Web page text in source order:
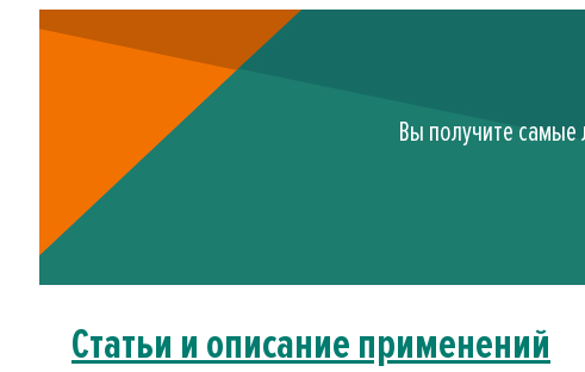
Вы получите
Статьи и описание применений